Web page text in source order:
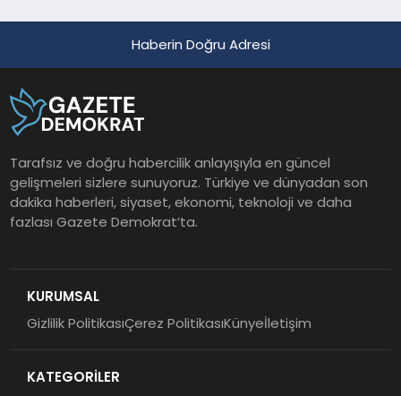
Haberin Doğru Adresi
Tarafsız ve doğru habercilik anlayışıyla en güncel
gelişmeleri sizlere sunuyoruz. Türkiye ve dünyadan son
dakika haberleri, siyaset, ekonomi, teknoloji ve daha
fazlası Gazete Demokrat’ta.
KURUMSAL
Gizlilik PolitikasıÇerez PolitikasıKünyeİletişim
KATEGORİLER